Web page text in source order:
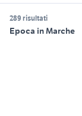
289 risultati
Epoca in Marche